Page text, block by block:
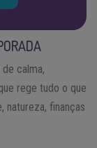
calma,
rege tudo o que
natureza, finanças